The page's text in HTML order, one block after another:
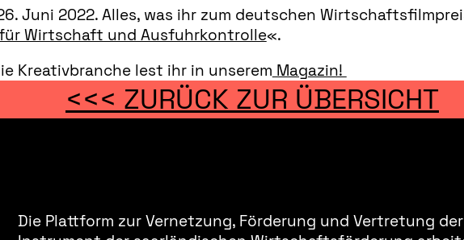
Juni 2022. Alles, was ihr zum deutschen
Wirtschaft und Ausfuhrkontrolle«.
Kreativbranche lest ihr in unserem Magazin!
<<< ZURÜCK ZUR ÜBERSICHT
Die Plattform zur Vernetzung, Förderung und Vertretung